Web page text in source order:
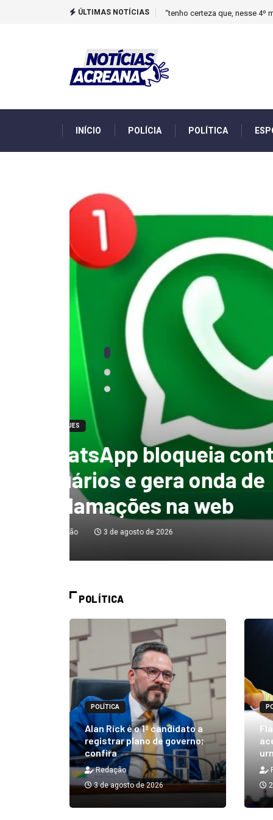
ÚLTIMAS NOTÍCIAS Novo boletim indica El Niño
INÍCIO POLÍCIA POLÍTICA
“tenho certeza
mandato, Lula vai
ficar no Senado”,
Redação 3 de agosto de 2026
POLÍTICA
POLÍTICA
Alan Rick é o 1º candidato a
registrar plano de governo;
confira
Redação
3 de agosto de 2026